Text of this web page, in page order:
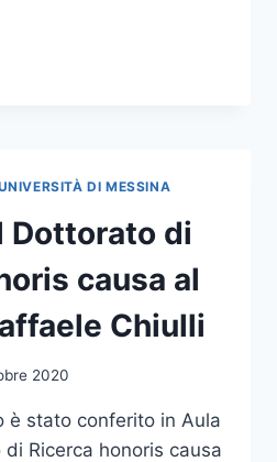
DI MESSINA
Dottorato di
causa al
Chiulli
2020
è stato conferito in Aula
Ricerca honoris causa